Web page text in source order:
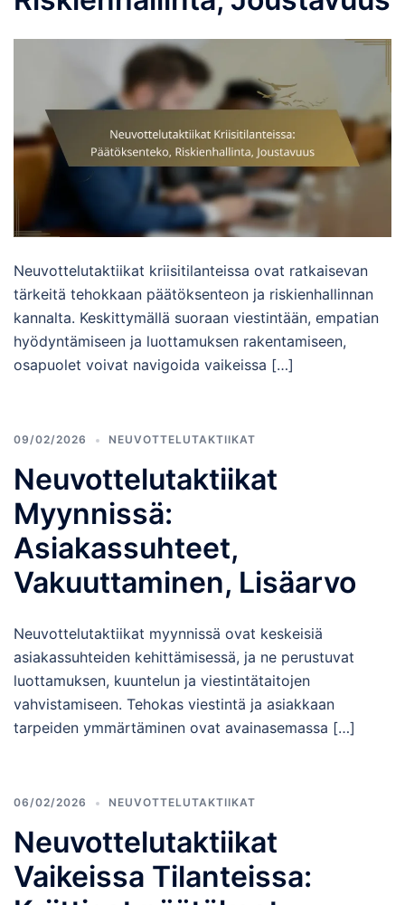
Neuvottelutaktiikat kriisitilanteissa ovat ratkaisevan
tärkeitä tehokkaan päätöksenteon ja riskienhallinnan
kannalta. Keskittymällä suoraan viestintään, empatian
hyödyntämiseen ja luottamuksen rakentamiseen,
osapuolet voivat navigoida vaikeissa […]
09/02/2026 NEUVOTTELUTAKTIIKAT
Neuvottelutaktiikat
Myynnissä:
Asiakassuhteet,
Vakuuttaminen, Lisäarvo
Neuvottelutaktiikat myynnissä ovat keskeisiä
asiakassuhteiden kehittämisessä, ja ne perustuvat
luottamuksen, kuuntelun ja viestintätaitojen
vahvistamiseen. Tehokas viestintä ja asiakkaan
tarpeiden ymmärtäminen ovat avainasemassa […]
06/02/2026 NEUVOTTELUTAKTIIKAT
Neuvottelutaktiikat
Vaikeissa Tilanteissa: